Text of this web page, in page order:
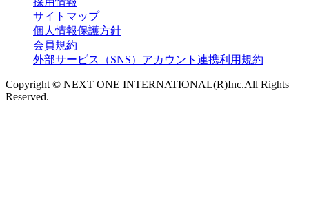
サイトマップ
個人情報保護方針
会員規約
外部サービス（SNS）アカウント連携利用規約
Copyright © NEXT ONE INTERNATIONAL(R)Inc.All Rights
Reserved.